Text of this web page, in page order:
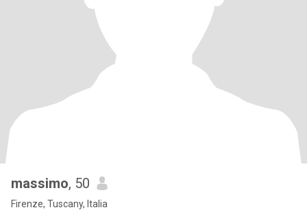
massimo, 50
Firenze, Tuscany, Italia